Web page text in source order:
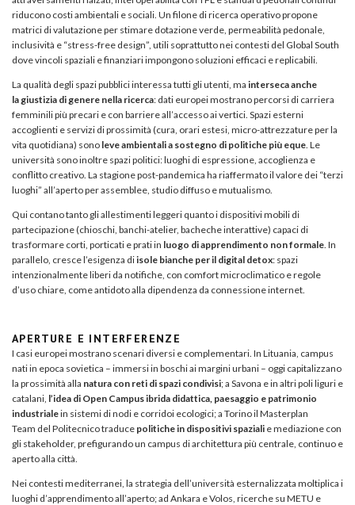
riducono costi ambientali e sociali. Un filone di ricerca operativo propone
matrici di valutazione per stimare dotazione verde, permeabilità pedonale,
inclusività e “stress-free design”, utili soprattutto nei contesti del Global South
dove vincoli spaziali e finanziari impongono soluzioni efficaci e replicabili.
La qualità degli spazi pubblici interessa tutti gli utenti, ma interseca anche
la giustizia di genere nella ricerca: dati europei mostrano percorsi di carriera
femminili più precari e con barriere all’accesso ai vertici. Spazi esterni
accoglienti e servizi di prossimità (cura, orari estesi, micro-attrezzature per la
vita quotidiana) sono leve ambientali a sostegno di politiche più eque . Le
università sono inoltre spazi politici: luoghi di espressione, accoglienza e
conflitto creativo. La stagione post-pandemica ha riaffermato il valore dei “terzi
luoghi” all’aperto per assemblee, studio diffuso e mutualismo.
Qui contano tanto gli allestimenti leggeri quanto i dispositivi mobili di
partecipazione (chioschi, banchi-atelier, bacheche interattive) capaci di
trasformare corti, porticati e prati in luogo di apprendimento non formale . In
parallelo, cresce l’esigenza diisole bianche per il digital detox: spazi
intenzionalmente liberi da notifiche, con comfort microclimatico e regole
d’uso chiare, come antidoto alla dipendenza da connessione internet.
APERTURE E INTERFERENZE
I casi europei mostrano scenari diversi e complementari. In Lituania, campus
nati in epoca sovietica – immersi in boschi ai margini urbani – oggi capitalizzano
la prossimità alla natura con reti di spazi condivisi; a Savona e in altri poli liguri e
catalani, l’idea di Open Campus ibrida didattica, paesaggio e patrimonio
industrialein sistemi di nodi e corridoi ecologici; a Torino il Masterplan
Team del Politecnico traduce politiche in dispositivi spaziali e mediazione con
gli stakeholder, prefigurando un campus di architettura più centrale, continuo e
aperto alla città.
Nei contesti mediterranei, la strategia dell’università esternalizzata moltiplica i
luoghi d’apprendimento all’aperto; ad Ankara e Volos, ricerche su METU e